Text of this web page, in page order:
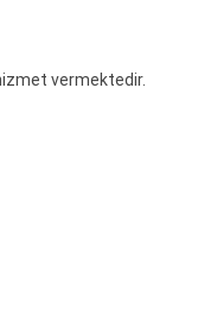
vermektedir.